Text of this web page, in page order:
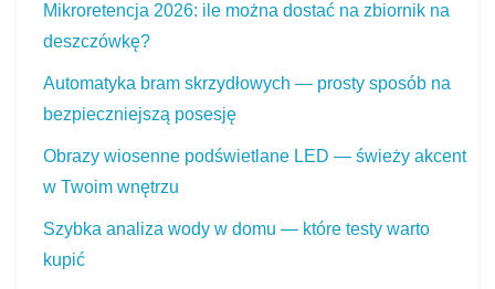
Mikroretencja 2026: ile można dostać na zbiornik na
deszczówkę?
Automatyka bram skrzydłowych — prosty sposób na
bezpieczniejszą posesję
Obrazy wiosenne podświetlane LED — świeży akcent
w Twoim wnętrzu
Szybka analiza wody w domu — które testy warto
kupić